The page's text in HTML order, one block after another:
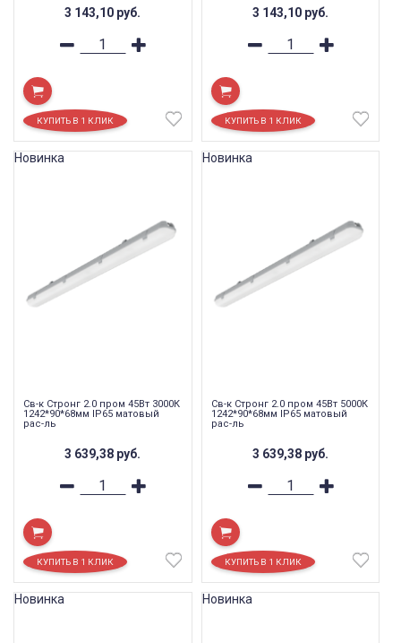
3 143,10 руб. 3 143,10 руб.
Св-к Стронг 2.0 пром 45Вт 3000К
1242*90*68мм IP65 матовый
рас-ль
3 639,38 руб.
Новинка
Св-к Стронг 2.0 пром 45Вт 5000К
1242*90*68мм IP65 матовый
рас-ль
3 639,38 руб.
Новинка
Новинка Новинка